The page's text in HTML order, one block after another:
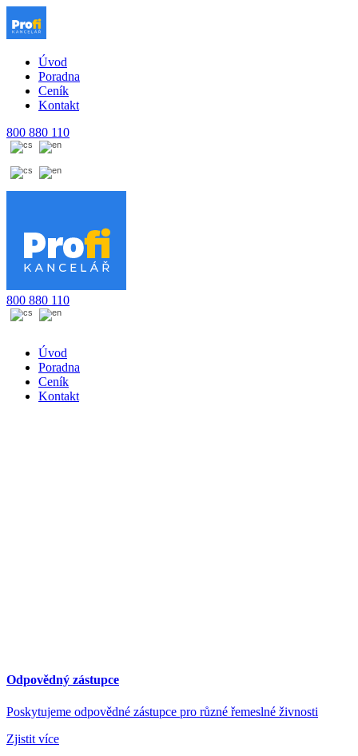
Úvod
Poradna
Ceník
Kontakt
800 880 110
800 880 110
Úvod
Poradna
Ceník
Kontakt
Odpovědný zástupce
Poskytujeme odpovědné zástupce pro různé řemeslné živnosti
Zjistit více